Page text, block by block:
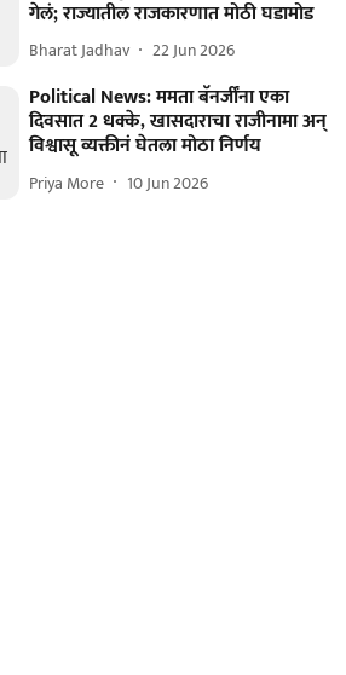
गेलं; राज्यातील राजकारणात मोठी घडामोड
Bharat Jadhav 22 Jun 2026
Political News: ममता बॅनर्जींना एका
दिवसात 2 धक्के, खासदाराचा राजीनामा अन्
विश्वासू व्यक्तीनं घेतला मोठा निर्णय
Priya More 10 Jun 2026